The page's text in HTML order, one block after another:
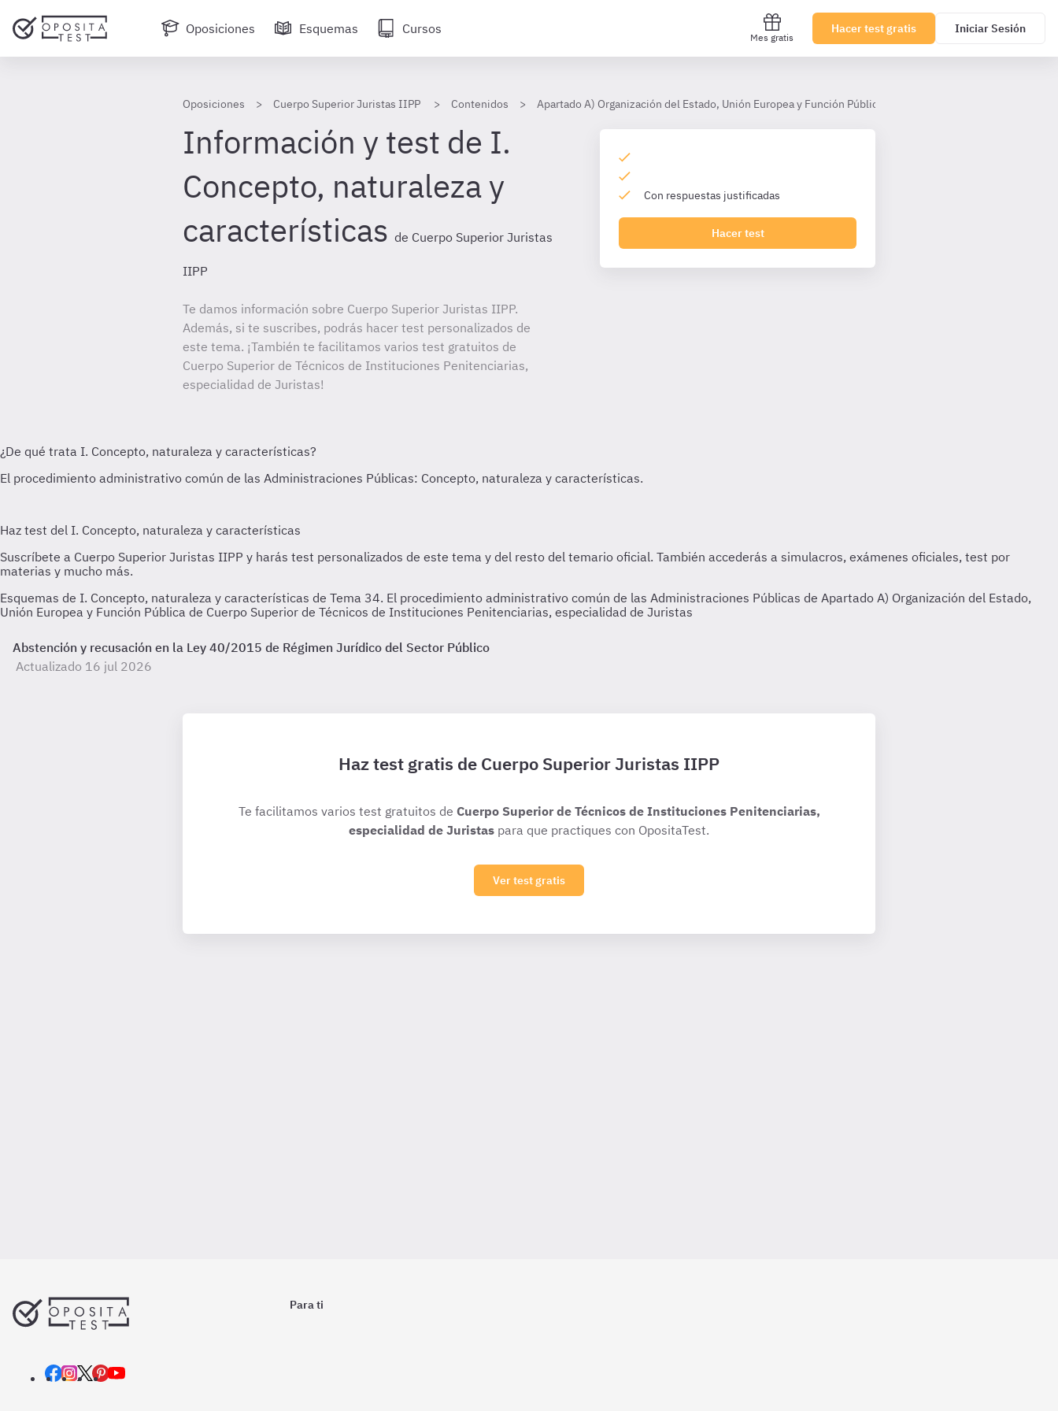
Oposiciones Esquemas Cursos
Mes gratis
Hacer test gratis Iniciar Sesión
Oposiciones Cuerpo Superior Juristas IIPP Contenidos Apartado A) Organización del Estado, Unión Europea y Función Pública
Información y test de I.
Concepto, naturaleza y
características de Cuerpo Superior Juristas
IIPP
Te damos información sobre Cuerpo Superior Juristas IIPP.
Además, si te suscribes, podrás hacer test personalizados de
este tema. ¡También te facilitamos varios test gratuitos de
Cuerpo Superior de Técnicos de Instituciones Penitenciarias,
especialidad de Juristas!
Con respuestas justificadas
Hacer test
Esquemas de I. Concepto, naturaleza y características de Tema 34. El procedimiento administrativo común de las Administraciones Públicas de Apartado A) Organización del Estado,
Unión Europea y Función Pública de Cuerpo Superior de Técnicos de Instituciones Penitenciarias, especialidad de Juristas
Abstención y recusación en la Ley 40/2015 de Régimen Jurídico del Sector Público
Actualizado 16 jul 2026
Haz test gratis de Cuerpo Superior Juristas IIPP
Te facilitamos varios test gratuitos de Cuerpo Superior de Técnicos de Instituciones Penitenciarias,
especialidad de Juristas para que practiques con OpositaTest.
Ver test gratis
Para ti